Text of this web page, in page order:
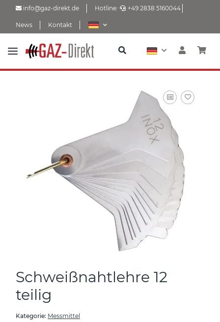
info@gaz-direkt.de Hotline: +49 2838 5160044
News Kontakt
Schweißnahtlehre 12
teilig
Kategorie: Messmittel